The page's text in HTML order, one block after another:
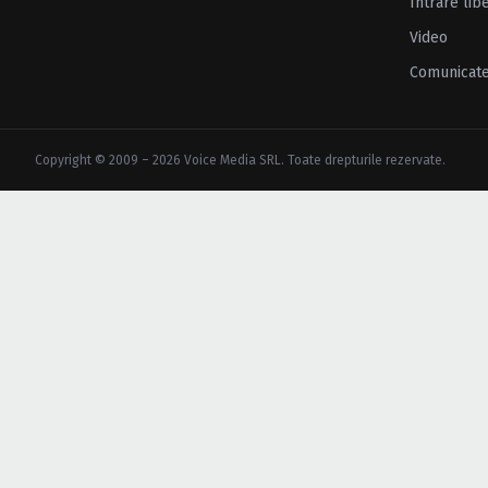
Video
Comunicate
Copyright © 2009 – 2026 Voice Media SRL. Toate drepturile rezervate.